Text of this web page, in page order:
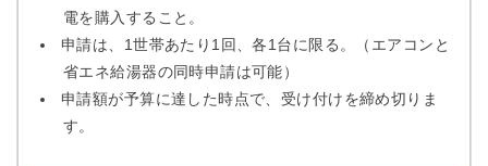
電を購入すること。
申請は、1世帯あたり1回、各1台に限る。（エアコンと
省エネ給湯器の同時申請は可能）
申請額が予算に達した時点で、受け付けを締め切りま
す。